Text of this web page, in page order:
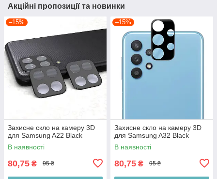
Акційні пропозиції та новинки
–15%
Захисне скло на камеру 3D
для Samsung A22 Black
В наявності
80,75 ₴ 95 ₴
–15%
Захисне скло на камеру 3D
для Samsung A32 Black
В наявності
80,75 ₴ 95 ₴